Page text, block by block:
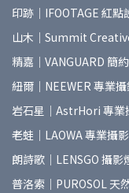
印跡｜IFOOTAGE 紅點
山木｜Summit
精嘉｜VANGUARD 簡
紐爾｜NEEWER 專業
岩石星｜AstrHori 專業
老蛙｜LAOWA 專業攝
朗詩歌｜LENSGO 攝影
普洛索｜PUROSOL 天